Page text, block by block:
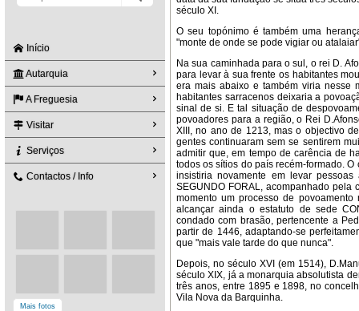
Início
Autarquia
A Freguesia
Visitar
Serviços
Contactos / Info
Mais fotos
século XI.
O seu topónimo é também uma
"monte de onde se pode vigiar ou
Na sua caminhada para o sul, o rei D.
para levar à sua frente os habitantes
era mais abaixo e também viria nesse
habitantes sarracenos deixaria a
sinal de si. E tal situação de
povoadores para a região, o Rei
XIII, no ano de 1213, mas o objectivo
gentes continuaram sem se sentirem
admitir que, em tempo de carência de
todos os sítios do país recém-formado.
insistiria novamente em levar
SEGUNDO FORAL, acompanhado
momento um processo de
alcançar ainda o estatuto de sede
condado com brasão, pertencente a
partir de 1446, adaptando-se
que "mais vale tarde do que nunca".
Depois, no século XVI (em 1514),
século XIX, já a monarquia absolutista
três anos, entre 1895 e 1898, no
Vila Nova da Barquinha.